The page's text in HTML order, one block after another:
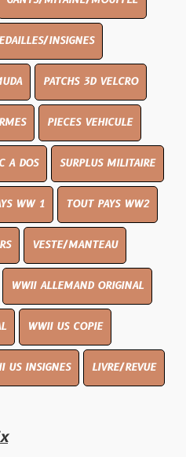
INSIGNES
PATCHS 3D VELCRO
PIECES VEHICULE
A DOS SURPLUS MILITAIRE
WW 1 TOUT PAYS WW2
VESTE/MANTEAU
WWII ALLEMAND ORIGINAL
WWII US COPIE
US INSIGNES LIVRE/REVUE